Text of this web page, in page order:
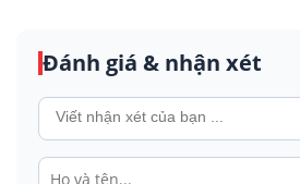
Đánh giá & nhận xét